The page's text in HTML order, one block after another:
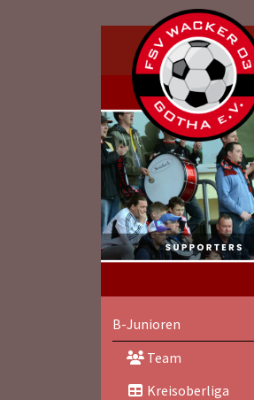
B-Junioren
Team
Kreisoberliga